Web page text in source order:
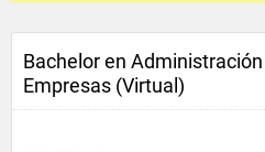
Bachelor en
Empresas (Virtual)